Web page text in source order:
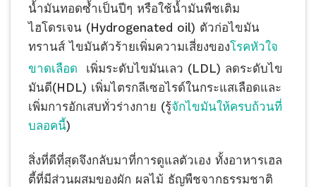
น้ำมันทอดซ้ำเป็นปีๆ หรือใช้น้ำมันพืชเติม
ไฮโดรเจน (Hydrogenated oil) ตัวก่อไขมัน
ทรานส์ ไขมันตัวร้ายเพิ่มความเสี่ยงของโรคหัวใจ
ขาดเลือด เพิ่มระดับไขมันเลว (LDL) ลดระดับไข
มันดี(HDL) เพิ่มไตรกลีเซอไรด์ในกระแสเลือดและ
เพิ่มการอักเสบทั่วร่างกาย (รู้จักไขมันให้ครบถ้วนที่
บลอคนี้)
สิ่งที่ดีที่สุดจึงกลับมาที่การดูแลตัวเอง ทั้งอาหารเฮล
ตี้ที่มีส่วนผสมของผัก ผลไม้ ธัญพืชจากธรรมชาติ